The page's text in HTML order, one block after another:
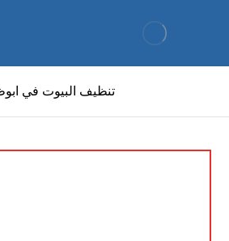
تنظيف البيوت في